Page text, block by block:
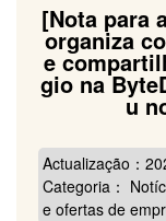
[Nota para
organiza
e
gio na
u
Actualização：
Categoria：
e ofertas de